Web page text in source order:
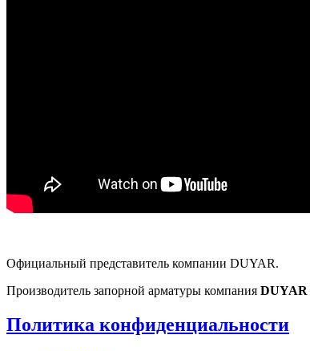
Официальный представитель компании DUYAR.
Производитель запорной арматуры компания DUYAR
Политика конфиденциальности